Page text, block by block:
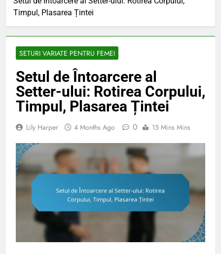
Timpul, Plasarea Țintei
SETURI VARIATE PENTRU FEMEI
Setul de Întoarcere al
Setter-ului: Rotirea Corpului,
Timpul, Plasarea Țintei
Lily Harper 4 Months Ago 0 15 Mins Mins